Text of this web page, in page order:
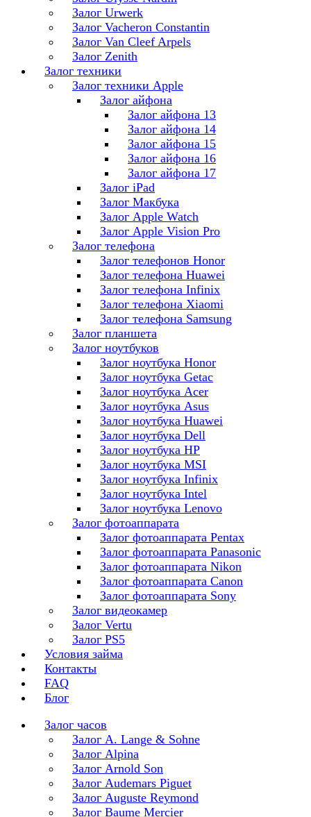
Залог Urwerk
Залог Vacheron Constantin
Залог Van Cleef Arpels
Залог Zenith
Залог техники
Залог техники Apple
Залог айфона
Залог айфона 13
Залог айфона 14
Залог айфона 15
Залог айфона 16
Залог айфона 17
Залог iPad
Залог Макбука
Залог Apple Watch
Залог Apple Vision Pro
Залог телефона
Залог телефонов Honor
Залог телефона Huawei
Залог телефона Infinix
Залог телефона Xiaomi
Залог телефона Samsung
Залог планшета
Залог ноутбуков
Залог ноутбука Honor
Залог ноутбука Getac
Залог ноутбука Acer
Залог ноутбука Asus
Залог ноутбука Huawei
Залог ноутбука Dell
Залог ноутбука HP
Залог ноутбука MSI
Залог ноутбука Infinix
Залог ноутбука Intel
Залог ноутбука Lenovo
Залог фотоаппарата
Залог фотоаппарата Pentax
Залог фотоаппарата Panasonic
Залог фотоаппарата Nikon
Залог фотоаппарата Canon
Залог фотоаппарата Sony
Залог видеокамер
Залог Vertu
Залог PS5
Условия займа
Контакты
FAQ
Блог
Залог часов
Залог A. Lange & Sohne
Залог Alpina
Залог Arnold Son
Залог Audemars Piguet
Залог Auguste Reymond
Залог Baume Mercier